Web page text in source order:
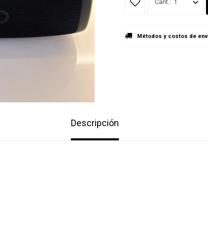
1
Métodos y costos de
Descripción